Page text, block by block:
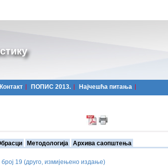
Контакт ПОПИС 2013. Најчешћa питања
Методологија Архива саопштења
19 (друго, измијењено издање)